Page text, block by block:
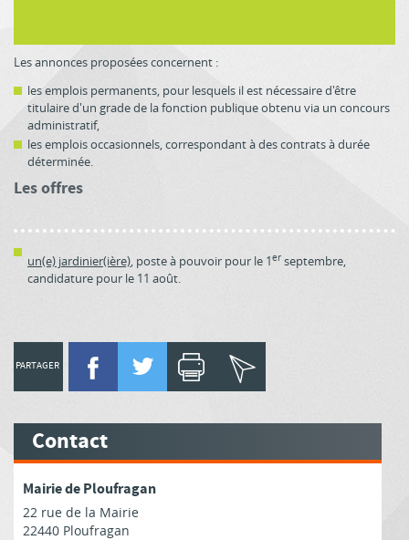
Les annonces proposées concernent :
les emplois permanents, pour lesquels il est nécessaire d'être
titulaire d'un grade de la fonction publique obtenu via un concours
administratif,
les emplois occasionnels, correspondant à des contrats à durée
déterminée.
Les offres​
​un(e) jardinier(ière), poste à pouvoir pour le 1er septembre,
candidature pour le 11 août.
PARTAGER
Contact
Mairie de Ploufragan
22 rue de la Mairie
22440 Ploufragan